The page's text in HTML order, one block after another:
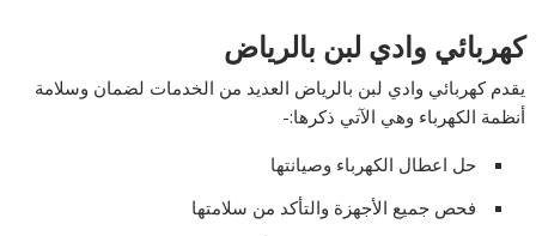
كهربائي وادي لبن بالرياض
يقدم كهربائي وادي لبن بالرياض العديد من الخدمات لضمان وسلامة
أنظمة الكهرباء وهي الآتي ذكرها:-
حل اعطال الكهرباء وصيانتها
فحص جميع الأجهزة والتأكد من سلامتها